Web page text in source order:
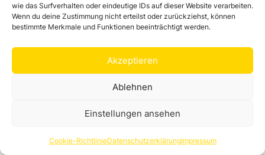
wie das Surfverhalten oder eindeutige IDs auf dieser Website verarbeiten.
Wenn du deine Zustimmung nicht erteilst oder zurückziehst, können
bestimmte Merkmale und Funktionen beeinträchtigt werden.
Akzeptieren
Ablehnen
Einstellungen ansehen
Cookie-RichtlinieDatenschutzerklärungImpressum
Berufsorientierung im Genusshandwerk
mit der Wirtschaftsregion Hochfranken
Kinderprogramm „Lebensmittel basteln“mit
Kinderkochkurs „Hofer Schnitz“
4 bis 16 Uhr (5€ pro Kind)